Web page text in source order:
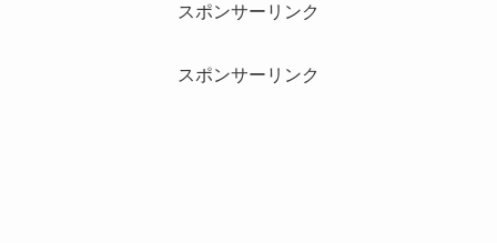
スポンサーリンク
スポンサーリンク